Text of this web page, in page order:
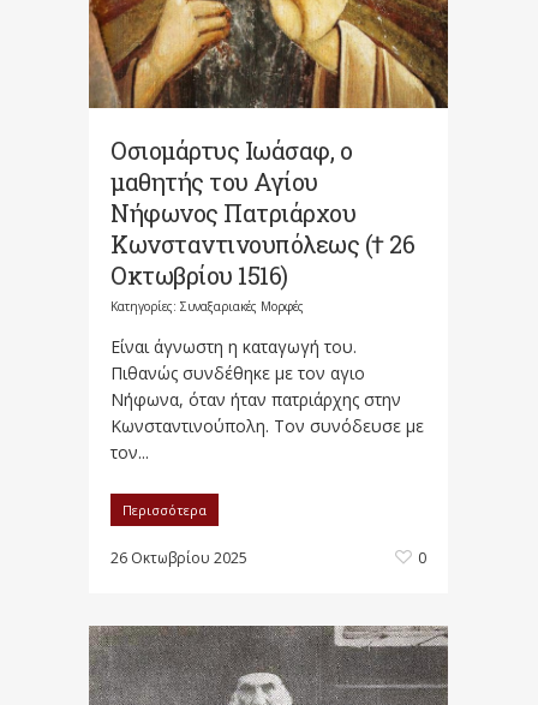
Οσιομάρτυς Ιωάσαφ, ο
μαθητής του Αγίου
Νήφωνος Πατριάρχου
Κωνσταντινουπόλεως († 26
Οκτωβρίου 1516)
Κατηγορίες: Συναξαριακές Μορφές
Είναι άγνωστη η καταγωγή του.
Πιθανώς συνδέθηκε με τον αγιο
Νήφωνα, όταν ήταν πατριάρχης στην
Κωνσταντινούπολη. Τον συνόδευσε με
τον...
Περισσότερα
26 Οκτωβρίου 2025 0